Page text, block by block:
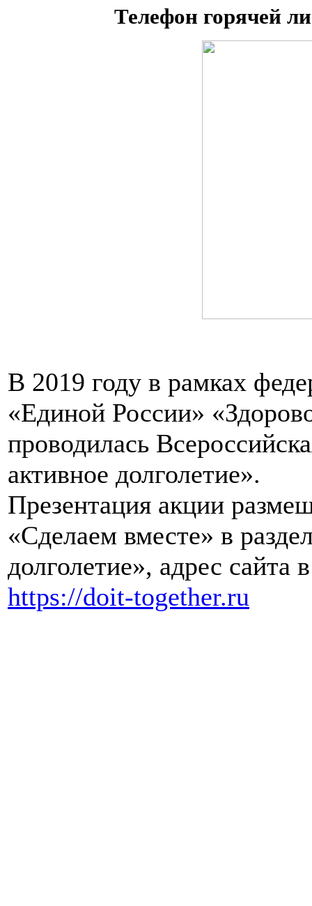
Телефон горячей
В 2019 году в рамках
«Единой России»
проводилась
активное долголетие».
Презентация акции
«Сделаем вместе» в
долголетие», адрес сайта
https://doit-together.ru